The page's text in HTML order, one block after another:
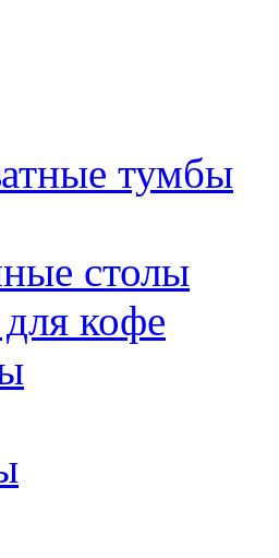
тумбы
столы
кофе